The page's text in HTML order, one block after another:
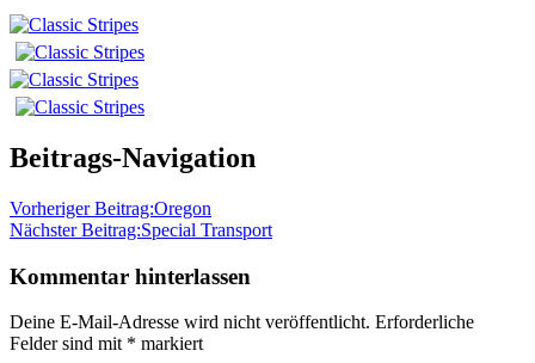
Beitrags-Navigation
Vorheriger Beitrag:Oregon
Nächster Beitrag:Special Transport
Kommentar hinterlassen
Deine E-Mail-Adresse wird nicht veröffentlicht. Erforderliche
Felder sind mit * markiert